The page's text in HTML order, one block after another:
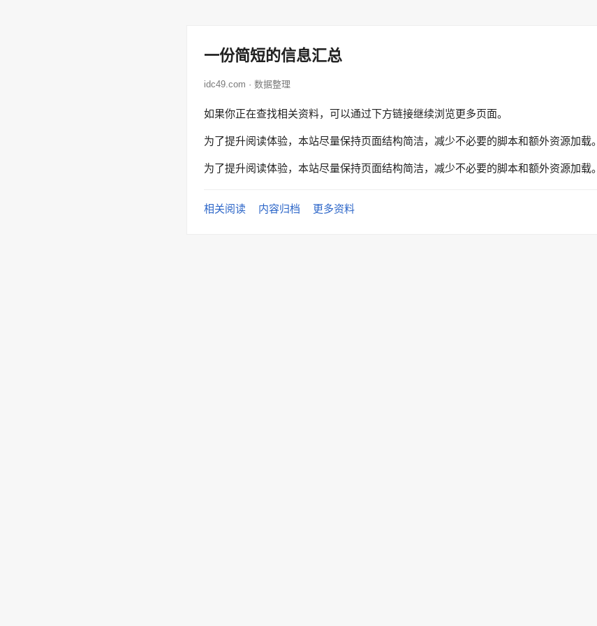
一份简短的信息汇总
idc49.com · 数据整理
如果你正在查找相关资料，可以通过下方链接继续浏览更多页面。
为了提升阅读体验，本站尽量保持页面结构简洁，减少不必要的脚本和额外资源加载。
为了提升阅读体验，本站尽量保持页面结构简洁，减少不必要的脚本和额外资源加载。
相关阅读 内容归档 更多资料